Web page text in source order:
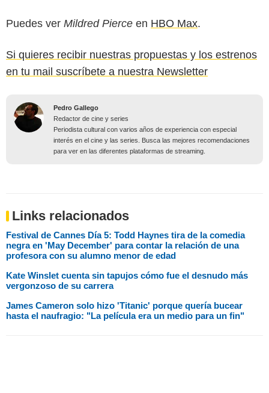
Puedes ver Mildred Pierce en HBO Max.
Si quieres recibir nuestras propuestas y los estrenos
en tu mail suscríbete a nuestra Newsletter
Pedro Gallego
Redactor de cine y series
Periodista cultural con varios años de experiencia con especial
interés en el cine y las series. Busca las mejores recomendaciones
para ver en las diferentes plataformas de streaming.
Links relacionados
Festival de Cannes Día 5: Todd Haynes tira de la comedia
negra en 'May December' para contar la relación de una
profesora con su alumno menor de edad
Kate Winslet cuenta sin tapujos cómo fue el desnudo más
vergonzoso de su carrera
James Cameron solo hizo 'Titanic' porque quería bucear
hasta el naufragio: "La película era un medio para un fin"